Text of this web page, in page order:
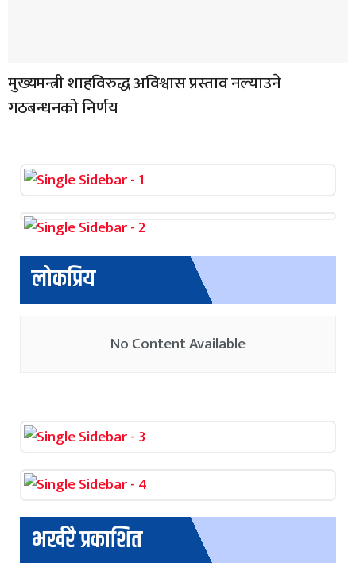
मुख्यमन्त्री शाहविरुद्ध अविश्वास प्रस्ताव नल्याउने
गठबन्धनको निर्णय
लोकप्रिय
No Content Available
भर्खरै प्रकाशित